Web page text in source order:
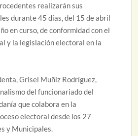
realizarán sus
durante 45 días, del 15 de abril
en curso, de conformidad con el
y la legislación electoral en la
Grisel Muñiz Rodríguez,
del funcionariado del
que colabora en la
electoral desde los 27
y Municipales.